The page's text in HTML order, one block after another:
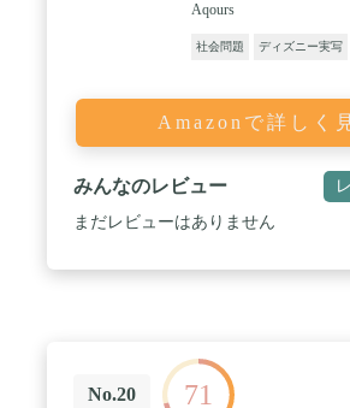
Aqours
社会問題 ディズニー実写
Amazonで詳しく
みんなのレビュー
まだレビューはありません
No.20 71